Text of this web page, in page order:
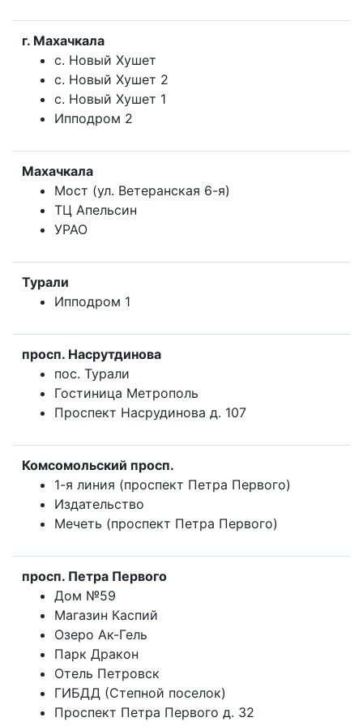
г. Махачкала
с. Новый Хушет
с. Новый Хушет 2
с. Новый Хушет 1
Ипподром 2
Махачкала
Мост (ул. Ветеранская 6-я)
ТЦ Апельсин
УРАО
Турали
Ипподром 1
просп. Насрутдинова
пос. Турали
Гостиница Метрополь
Проспект Насрудинова д. 107
Комсомольский просп.
1-я линия (проспект Петра Первого)
Издательство
Мечеть (проспект Петра Первого)
просп. Петра Первого
Дом №59
Магазин Каспий
Озеро Ак-Гель
Парк Дракон
Отель Петровск
ГИБДД (Степной поселок)
Проспект Петра Первого д. 32